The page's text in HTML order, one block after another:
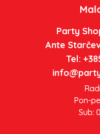
Party
Ante
Tel:
Pon-
Sub: